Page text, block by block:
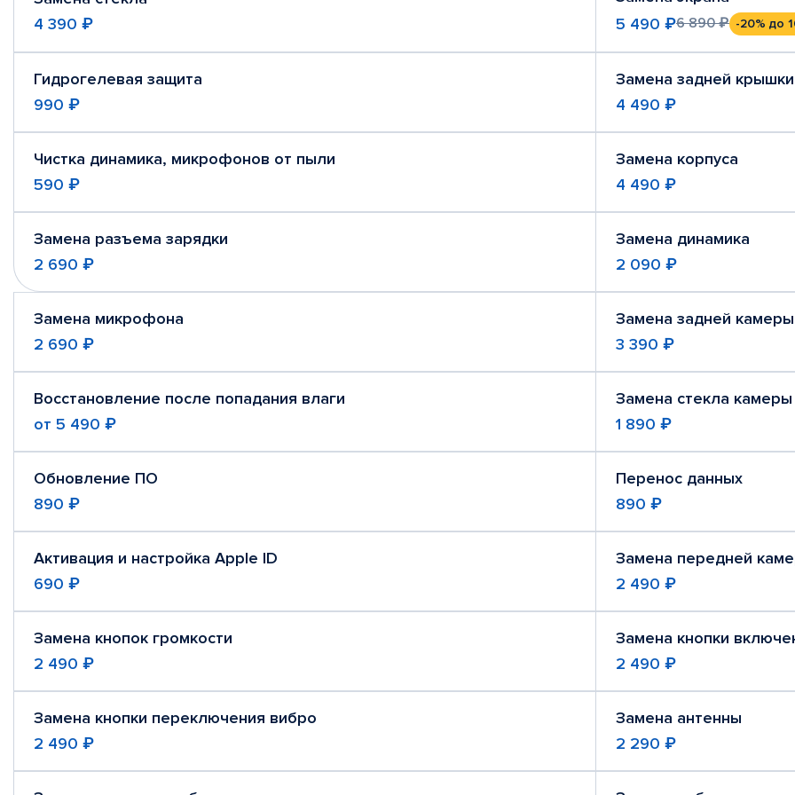
4 390 ₽
5 490 ₽6 890 ₽ -20% до
Гидрогелевая защита
990 ₽
Замена задней крышки
4 490 ₽
Чистка динамика, микрофонов от пыли
590 ₽
Замена корпуса
4 490 ₽
Замена разъема зарядки
2 690 ₽
Замена динамика
2 090 ₽
Замена микрофона
2 690 ₽
Замена задней камеры
3 390 ₽
Восстановление после попадания влаги
от 5 490 ₽
Замена стекла камеры
1 890 ₽
Обновление ПО
890 ₽
Перенос данных
890 ₽
Активация и настройка Apple ID
690 ₽
Замена передней
2 490 ₽
Замена кнопок громкости
2 490 ₽
Замена кнопки
2 490 ₽
Замена кнопки переключения вибро
2 490 ₽
Замена антенны
2 290 ₽